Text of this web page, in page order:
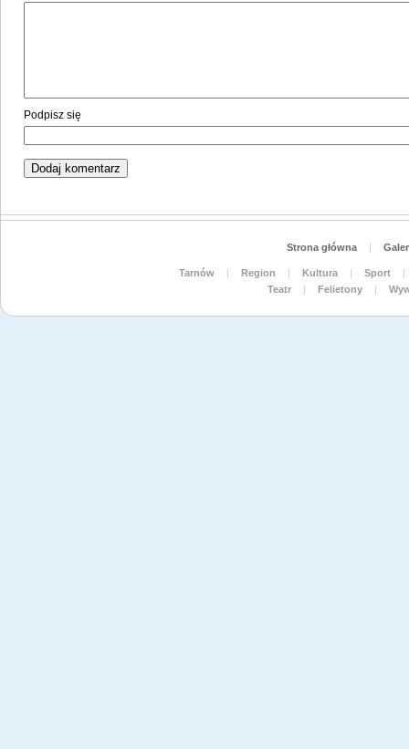
Podpisz się
Strona główna |
Tarnów | Region | Kultura | Sport
|
Teatr
| Felietony |